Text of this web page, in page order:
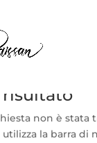
risultato
non è stata
la barra di